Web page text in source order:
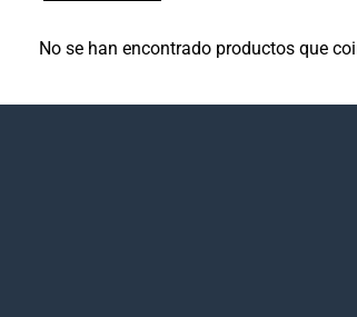
No se han encontrado productos que